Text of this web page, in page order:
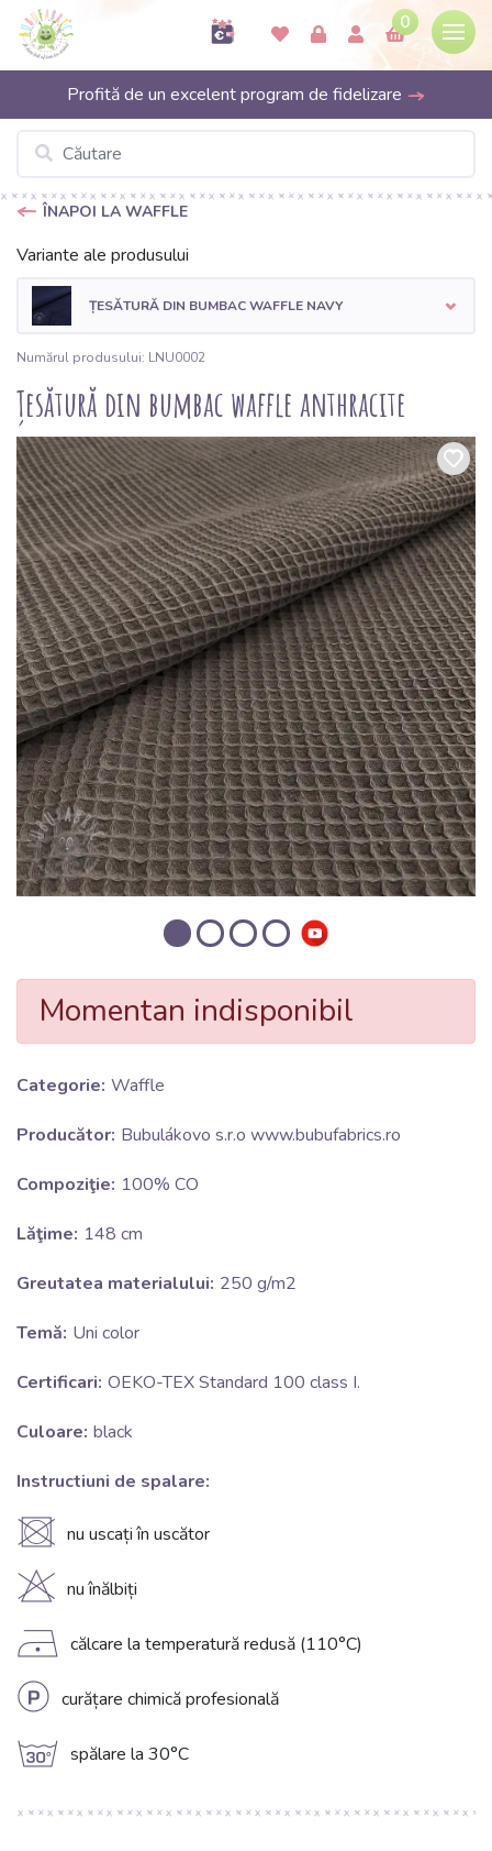
0
Profită de un excelent program de fidelizare
ÎNAPOI LA WAFFLE
Variante ale produsului
ȚESĂTURĂ DIN BUMBAC WAFFLE NAVY
Numărul produsului: LNU0002
Țesătură din bumbac waffle anthracite
Momentan indisponibil
Categorie: Waffle
Producător: Bubulákovo s.r.o www.bubufabrics.ro
Compoziţie: 100% CO
Lăţime: 148 cm
Greutatea materialului: 250 g/m2
Temă: Uni color
Certificari: OEKO-TEX Standard 100 class I.
Culoare: black
Instructiuni de spalare:
U nu uscați în uscător
H nu înălbiți
D călcare la temperatură redusă (110°C)
L curățare chimică profesională
g spălare la 30°C